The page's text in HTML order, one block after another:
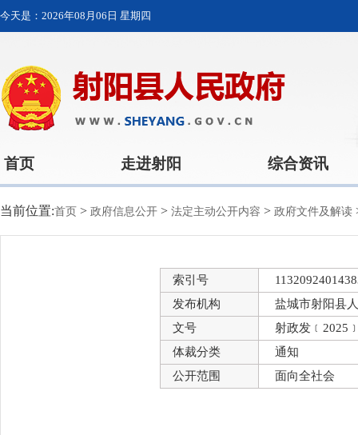
今天是： 2026年08月06日 星期四
首页 走进射阳 综合资讯
当前位置:首页 > 政府信息公开 > 法定主动公开内容 > 政府文件及解读
索引号
发布机构
盐城市射阳县
文号
射政发
体裁分类
通知
公开范围
面向全社会